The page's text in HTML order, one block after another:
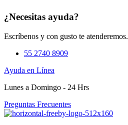
¿Necesitas ayuda?
Escríbenos y con gusto te atenderemos.
55 2740 8909
Ayuda en Línea
Lunes a Domingo - 24 Hrs
Preguntas Frecuentes